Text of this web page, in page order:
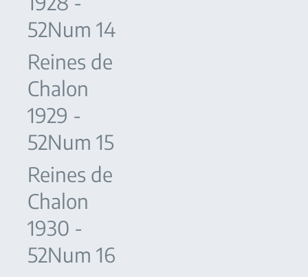
52Num 14
Reines de
Chalon
1929 -
52Num 15
Reines de
Chalon
1930 -
52Num 16